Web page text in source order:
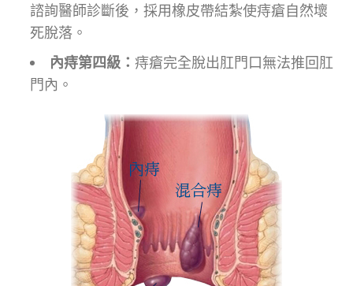
諮詢醫師診斷後，採用橡皮帶結紮使痔瘡自然壞
死脫落。
內痔第四級：痔瘡完全脫出肛門口無法推回肛
門內。